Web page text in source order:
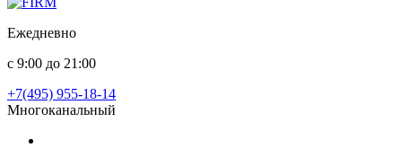
Ежедневно
с 9:00 до 21:00
+7(495) 955-18-14
Многоканальный